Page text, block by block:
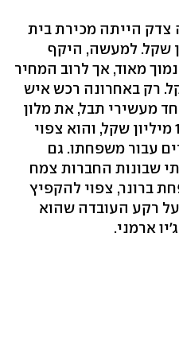
הייתה מכירת בית
תמורת 11 מיליון שקל. למעשה, היקף
מאוד, אך לרוב המחיר
מיליון שקל. רק באחרונה רכש איש
מעשירי תבל, את מלון
ורסנו בשכונה תמורת כ-100 מיליון שקל, והוא צפוי
עבור משפחתו. גם
שבונות החברות צמח
ברונר, צפוי להקפיץ
רקע העובדה שהוא
ארמני.